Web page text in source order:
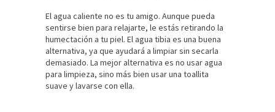
El agua caliente no es tu amigo. Aunque pueda
sentirse bien para relajarte, le estás retirando la
humectación a tu piel. El agua tibia es una buena
alternativa, ya que ayudará a limpiar sin secarla
demasiado. La mejor alternativa es no usar agua
para limpieza, sino más bien usar una toallita
suave y lavarse con ella.